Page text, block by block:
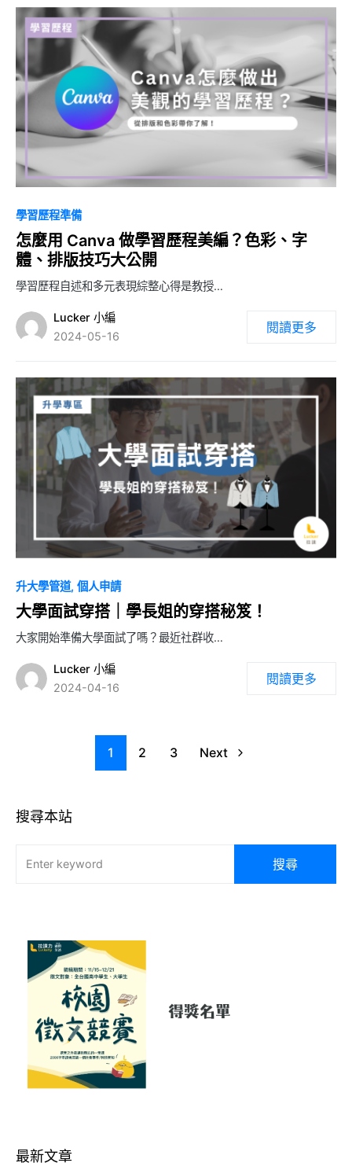
學習歷程準備
怎麼用 Canva 做學習歷程美編？色彩、字
體、排版技巧大公開
學習歷程自述和多元表現綜整心得是教授…
Lucker 小編
2024-05-16
閱讀更多
升大學管道 個人申請
大學面試穿搭｜學長姐的穿搭秘笈！
大家開始準備大學面試了嗎？最近社群收…
Lucker 小編
2024-04-16
閱讀更多
1 2 3 Next
搜尋本站
搜尋
最新文章